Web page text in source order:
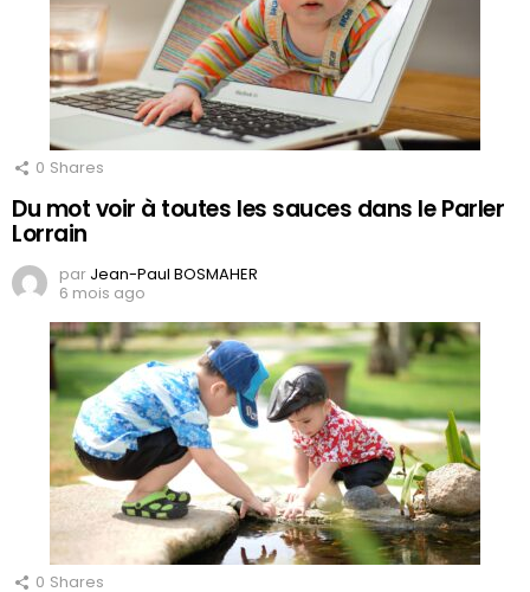
0 Shares
Du mot voir à toutes les sauces dans le Parler
Lorrain
par Jean-Paul BOSMAHER
6 mois ago
0 Shares